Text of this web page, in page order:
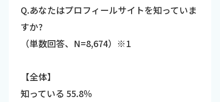
Q.あなたはプロフィールサイトを知っていま
すか?
（単数回答、N=8,674）※1
【全体】
知っている 55.8％